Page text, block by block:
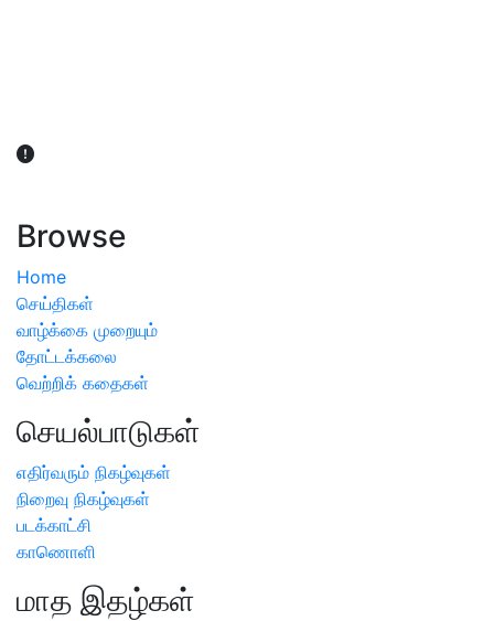
Browse
Home
செய்திகள்
வாழ்க்கை முறையும்
தோட்டக்கலை
வெற்றிக் கதைகள்
செயல்பாடுகள்
எதிர்வரும் நிகழ்வுகள்
நிறைவு நிகழ்வுகள்
படக்காட்சி
காணொளி
மாத இதழ்கள்